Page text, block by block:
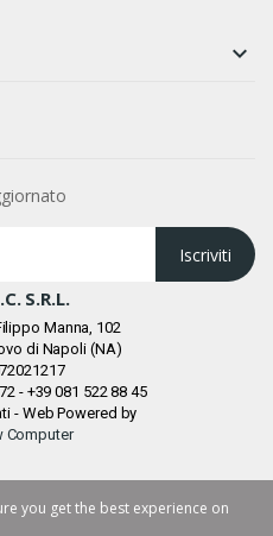

Iscriviti
S.r.l.
Manna, 102
di Napoli (NA)
- +39 081 522 88 45
- Web Powered by
Computer
you get the best experience on